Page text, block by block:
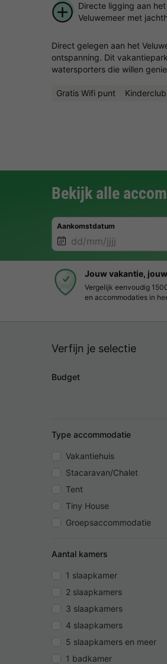
Directe ligging aan het
Veluwemeer met
Direct gelegen aan het
ontspanning. Dit
watersporters die willen
Gratis Wifi punt Kinderclub
Bekijk alle
Aankomstdatum
Jouw vakantie,
Vergelijk eenvoudig
en accommodaties in
Verfijn je selectie
Budget
Type accommodatie
Vakantiehuis
Stacaravan/Chalet
Tent
Tiny House
Groepsaccommodatie
Aantal kamers
1 slaapkamer
2 slaapkamers
3 slaapkamers
4 slaapkamers
5 slaapkamers en meer
1 badkamer